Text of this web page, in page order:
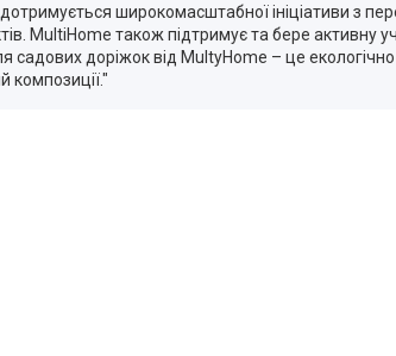
широкомасштабної ініціативи з
MultiHome також підтримує та бере активну
доріжок від MultyHomе – це
композиції."